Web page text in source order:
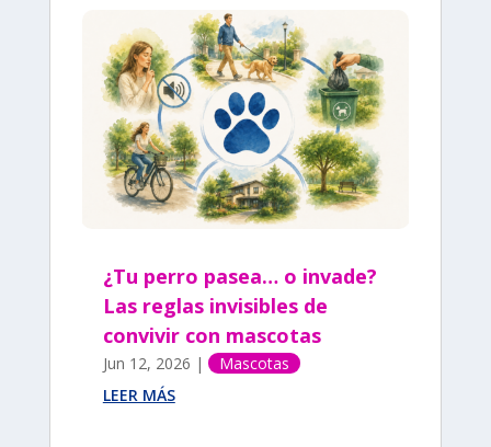
¿Tu perro pasea… o invade?
Las reglas invisibles de
convivir con mascotas
Jun 12, 2026 |
Mascotas
LEER MÁS